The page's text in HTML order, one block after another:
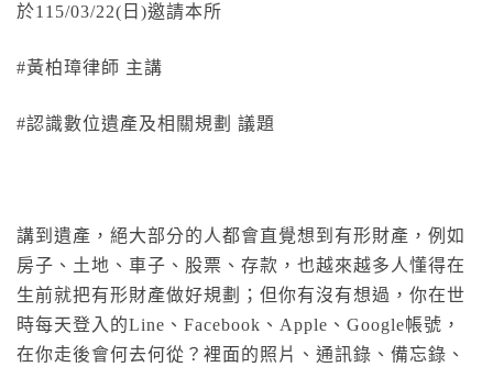
於115/03/22(日)邀請本所
#黃柏璋律師 主講
#認識數位遺產及相關規劃 議題
講到遺產，絕大部分的人都會直覺想到有形財產，例如
房子、土地、車子、股票、存款，也越來越多人懂得在
生前就把有形財產做好規劃；但你有沒有想過，你在世
時每天登入的Line、Facebook、Apple、Google帳號，
在你走後會何去何從？裡面的照片、通訊錄、備忘錄、